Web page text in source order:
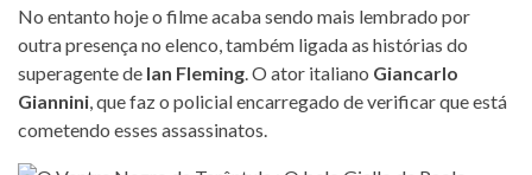
No entanto hoje o filme acaba sendo mais lembrado por
outra presença no elenco, também ligada as histórias do
superagente de Ian Fleming. O ator italiano Giancarlo
Giannini, que faz o policial encarregado de verificar que está
cometendo esses assassinatos.